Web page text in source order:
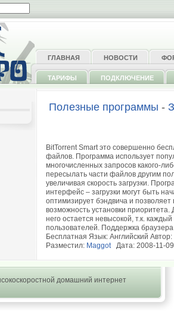
ГЛАВНАЯ НОВОСТИ
ТАРИФЫ ПОДКЛЮЧЕНИЕ
Полезные программы -
BitTorrent Smart это совершенно
файлов. Программа использует
многочисленных запросов какого-
пересылать части файлов другим
увеличивая скорость загрузки.
интерфейс – загрузки могут быть
оптимизирует бэндвича и позволяет
возможность установки приоритета.
него остается невысокой, т.к.
пользователей. Поддержка
Бесплатная Язык: Английский
Разместил: MaggotДата: 2008-11-
домашний интернет